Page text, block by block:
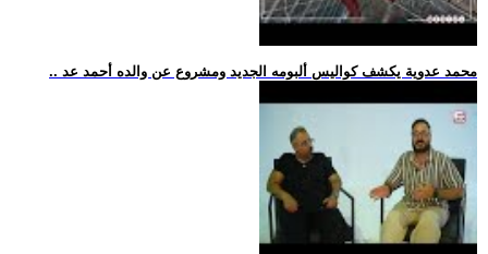
.. محمد عدوية يكشف كواليس ألبومه الجديد ومشروع عن والده أحمد عد